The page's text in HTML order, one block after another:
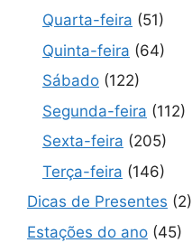
Quarta-feira (51)
Quinta-feira (64)
Sábado (122)
Segunda-feira (112)
Sexta-feira (205)
Terça-feira (146)
Dicas de Presentes (2)
Estações do ano (45)